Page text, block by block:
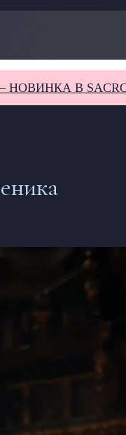
В SACROLABIUM